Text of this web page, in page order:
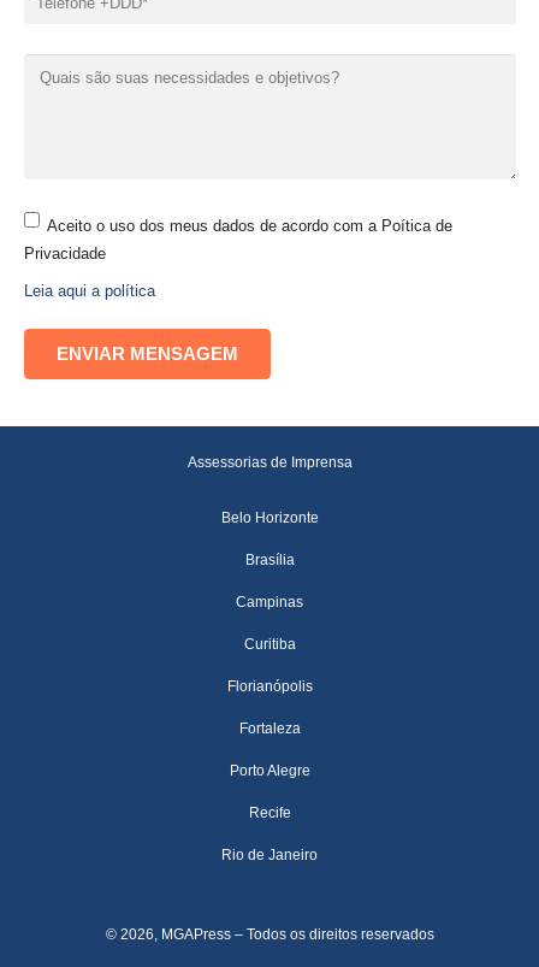
Aceito o uso dos meus dados de acordo com a Poítica de
Privacidade
Leia aqui a política
Assessorias de Imprensa
Belo Horizonte
Brasília
Campinas
Curitiba
Florianópolis
Fortaleza
Porto Alegre
Recife
Rio de Janeiro
© 2026, MGAPress – Todos os direitos reservados